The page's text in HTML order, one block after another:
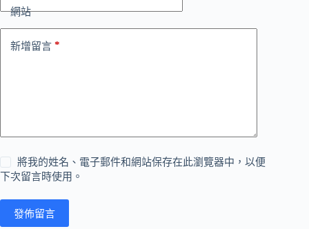
網站
新增留言 *
將我的姓名、電子郵件和網站保存在此瀏覽器中，以便
下次留言時使用。
發佈留言